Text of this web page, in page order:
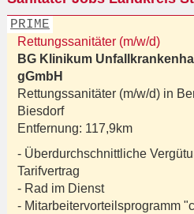
PRIME
Rettungssanitäter (m/w/d)
BG Klinikum
gGmbH
Rettungssanitäter (m/w/d) in
Biesdorf
Entfernung: 117,9km
- Überdurchschnittliche
Tarifvertrag
- Rad im Dienst
- Mitarbeitervorteilsprogramm